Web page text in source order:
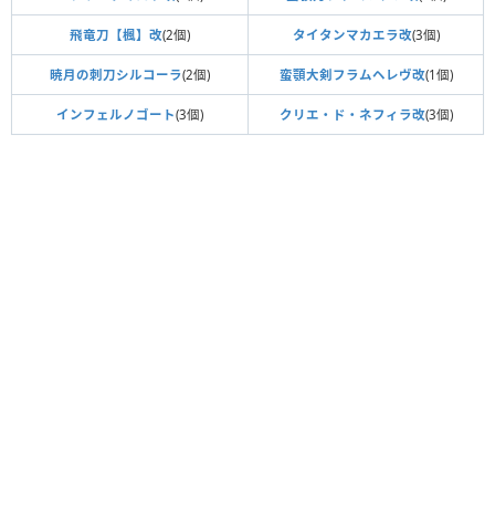
飛竜刀【楓】改(2個) タイタンマカエラ改(3個)
暁月の刺刀シルコーラ(2個) 蛮顎大剣フラムヘレヴ改(1個)
インフェルノゴート(3個) クリエ・ド・ネフィラ改(3個)